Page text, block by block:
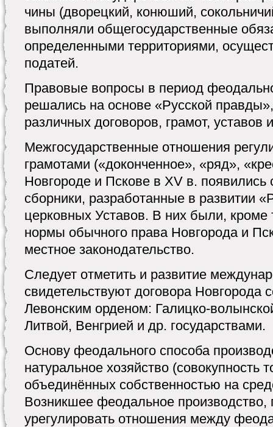
чины (дворецкий, конюший,
выполняли общегосударственные
определенными территориями,
податей.
Правовые вопросы в период
решались на основе «Русской
различных договоров, грамот, уставов
Межгосударственные отношения
грамотами («доконченное», «ряд»,
Новгороде и Пскове в XV в. появились
сборники, разработанные в развитии
церковных Уставов. В них были, кроме
нормы обычного права Новгорода и
местное законодательство.
Следует отметить и развитие
свидетельствуют договора Новгорода
Левонским орденом: Галицко-
Литвой, Венгрией и др. государствами.
Основу феодального способа
натуральное хозяйство (совокупность
объединённых собственностью на
Возникшее феодальное производство,
урегулировать отношения между